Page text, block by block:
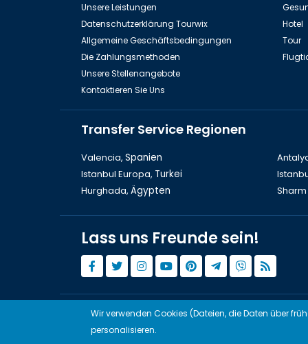
Unsere Leistungen
Datenschutzerklärung Tourwix
Allgemeine Geschäftsbedingungen
Die Zahlungsmethoden
Unsere Stellenangebote
Kontaktieren Sie Uns
Hotel
Tour
Transfer Service Regionen
Valencia, Spanien
Istanbul Europa, Turkei
Hurghada, Ägypten Sharm
Lass uns Freunde sein!
© Copyright 2015 - 2026,Tourwix.de
Wir verwenden Cookies (Dateien, die Daten über
personalisieren.